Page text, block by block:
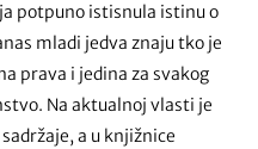
potpuno istisnula istinu o
mladi jedva znaju tko je
prava i jedina za svakog
Na aktualnoj vlasti je
a u knjižnice